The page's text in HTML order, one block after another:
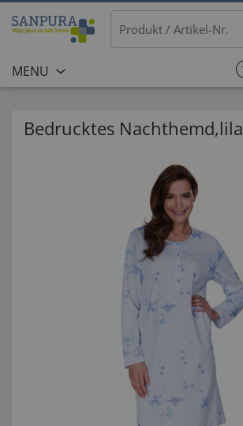
MENU
Bedrucktes Nachthemd,lila